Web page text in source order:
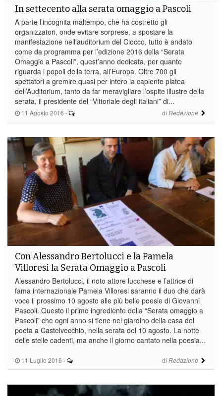
11 Agosto 2016 - di Redazione
In settecento alla serata omaggio a Pascoli
A parte l’incognita maltempo, che ha costretto gli
organizzatori, onde evitare sorprese, a spostare la
manifestazione nell’auditorium del Ciocco, tutto è andato
come da programma per l’edizione 2016 della “Serata
Omaggio a Pascoli”, quest’anno dedicata, per quanto
riguarda i popoli della terra, all’Europa. Oltre 700 gli
spettatori a gremire quasi per intero la capiente platea
dell’Auditorium, tanto da far meravigliare l’ospite illustre della
serata, il presidente del “Vittoriale degli italiani” di...
11 Luglio 2016 - di Redazione
Con Alessandro Bertolucci e la Pamela
Villoresi la Serata Omaggio a Pascoli
Alessandro Bertolucci, il noto attore lucchese e l’attrice di
fama internazionale Pamela Villoresi saranno il duo che darà
voce il prossimo 10 agosto alle più belle poesie di Giovanni
Pascoli. Questo il primo ingrediente della “Serata omaggio a
Pascoli” che ogni anno si tiene nel giardino della casa del
poeta a Castelvecchio, nella serata del 10 agosto. La notte
delle stelle cadenti, ma anche il giorno cantato nella poesia...